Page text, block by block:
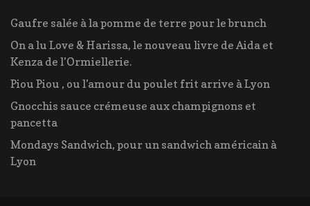
Gaufre salée à la pomme de terre pour le brunch
On a lu Love & Harissa, le nouveau livre de Aida et
Kenza de l’Ormiellerie.
Piou Piou , ou l’amour du poulet frit arrive à Lyon
Gnocchis sauce crémeuse aux champignons et
pancetta
Mondays Sandwich, pour un sandwich américain à
Lyon